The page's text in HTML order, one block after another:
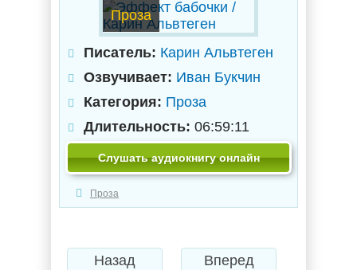
Проза
Писатель: Карин Альвтеген
Озвучивает: Иван Букчин
Категория: Проза
Длительность: 06:59:11
Слушать аудиокнигу онлайн
Проза
Назад Вперед